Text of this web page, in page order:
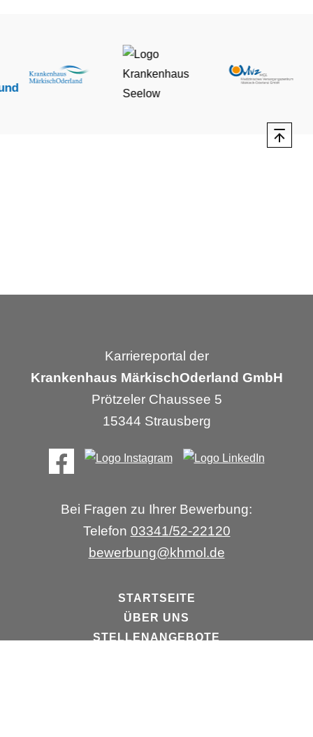
Karriereportal der
Krankenhaus MärkischOderland GmbH
Prötzeler Chaussee 5
15344 Strausberg
Bei Fragen zu Ihrer Bewerbung:
Telefon 03341/52-22120
bewerbung@khmol.de
STARTSEITE
ÜBER UNS
STELLENANGEBOTE